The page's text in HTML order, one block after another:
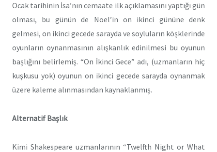
Ocak tarihinin İsa’nın cemaate ilk açıklamasını yaptığı gün
olması, bu günün de Noel’in on ikinci gününe denk
gelmesi, on ikinci gecede sarayda ve soyluların köşklerinde
oyunların oynanmasının alışkanlık edinilmesi bu oyunun
başlığını belirlemiş. “On İkinci Gece” adı, (uzmanların hiç
kuşkusu yok) oyunun on ikinci gecede sarayda oynanmak
üzere kaleme alınmasından kaynaklanmış.
Alternatif Başlık
Kimi Shakespeare uzmanlarının “Twelfth Night or What